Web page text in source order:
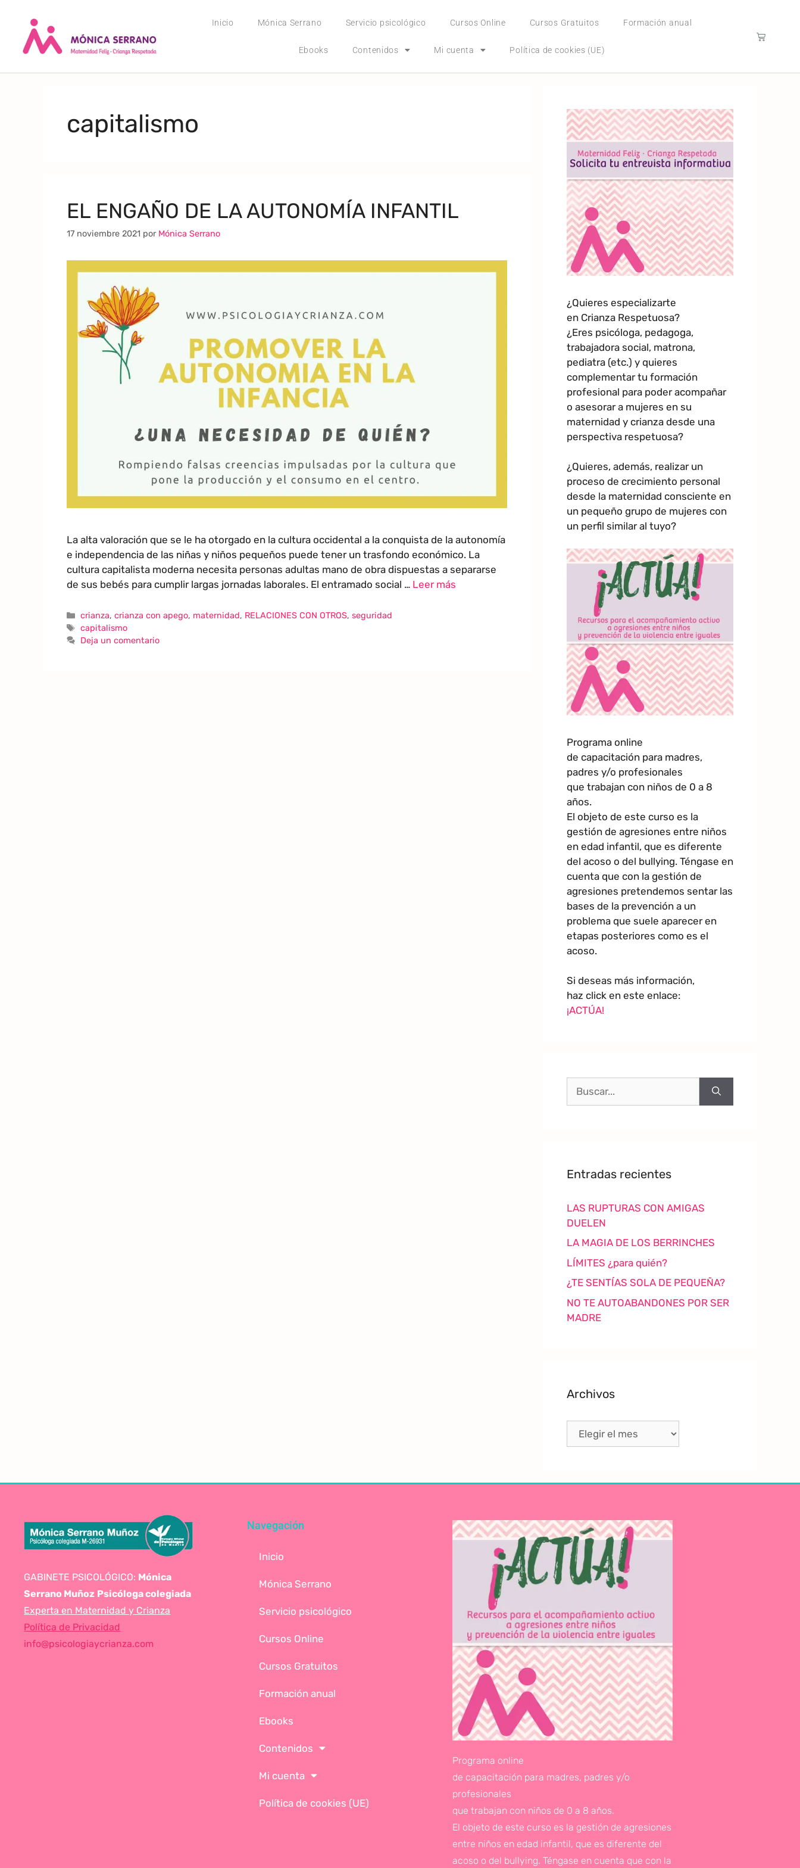
Inicio Mónica Serrano Servicio psicológico Cursos Online Cursos Gratuitos Formación anual
Ebooks Contenidos Mi cuenta Política de cookies (UE)
capitalismo
EL ENGAÑO DE LA AUTONOMÍA INFANTIL
17 noviembre 2021 por Mónica Serrano
La alta valoración que se le ha otorgado en la cultura occidental a la conquista de la autonomía
e independencia de las niñas y niños pequeños puede tener un trasfondo económico. La
cultura capitalista moderna necesita personas adultas mano de obra dispuestas a separarse
de sus bebés para cumplir largas jornadas laborales. El entramado social … Leer más
crianza,crianza con apego, maternidad, RELACIONES CON OTROS,seguridad
capitalismo
Deja un comentario
¿Quieres especializarte
en Crianza Respetuosa?
¿Eres psicóloga, pedagoga,
trabajadora social, matrona,
pediatra (etc.) y quieres
complementar tu formación
profesional para poder acompañar
o asesorar a mujeres en su
maternidad y crianza desde una
perspectiva respetuosa?
¿Quieres, además, realizar un
proceso de crecimiento personal
desde la maternidad consciente en
un pequeño grupo de mujeres con
un perfil similar al tuyo?
Programa online
de capacitación para madres,
padres y/o profesionales
que trabajan con niños de 0 a 8
años.
El objeto de este curso es la
gestión de agresiones entre niños
en edad infantil, que es diferente
del acoso o del bullying. Téngase en
cuenta que con la gestión de
agresiones pretendemos sentar las
bases de la prevención a un
problema que suele aparecer en
etapas posteriores como es el
acoso.
Si deseas más información,
haz click en este enlace:
¡ACTÚA!
Entradas recientes
LAS RUPTURAS CON AMIGAS
DUELEN
LA MAGIA DE LOS BERRINCHES
LÍMITES ¿para quién?
¿TE SENTÍAS SOLA DE PEQUEÑA?
NO TE AUTOABANDONES POR SER
MADRE
Archivos
GABINETE PSICOLÓGICO: Mónica
Serrano Muñoz Psicóloga colegiada
Experta en Maternidad y Crianza
Política de Privacidad
info@psicologiaycrianza.com
Navegación
Inicio
Mónica Serrano
Servicio psicológico
Cursos Online
Cursos Gratuitos
Formación anual
Ebooks
Contenidos
Mi cuenta
Política de cookies (UE)
Programa online
de capacitación para madres, padres y/o
profesionales
que trabajan con niños de 0 a 8 años.
El objeto de este curso es la gestión de agresiones
entre niños en edad infantil, que es diferente del
acoso o del bullying. Téngase en cuenta que con la